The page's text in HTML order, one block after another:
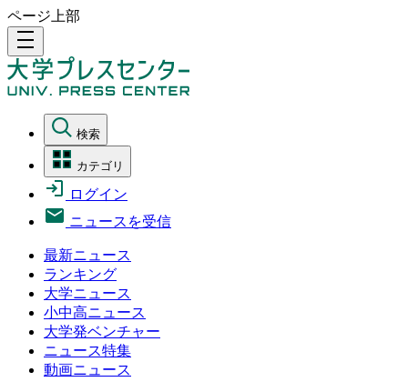
ページ上部
density_medium
検索
カテゴリ
ログイン
ニュースを受信
最新ニュース
ランキング
大学ニュース
小中高ニュース
大学発ベンチャー
ニュース特集
動画ニュース